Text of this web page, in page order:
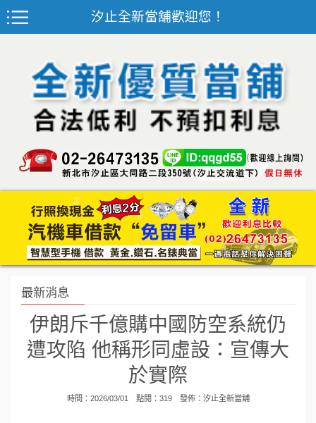
汐止全新當舖歡迎您！
最新消息
伊朗斥千億購中國防空系統仍
遭攻陷 他稱形同虛設：宣傳大
於實際
時間：2026/03/01 點閱：319 發佈： 汐止全新當舖